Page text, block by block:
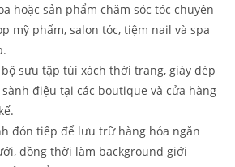
hoặc sản phẩm chăm sóc tóc chuyên
mỹ phẩm, salon tóc, tiệm nail và spa
sưu tập túi xách thời trang, giày dép
điệu tại các boutique và cửa hàng
đón tiếp để lưu trữ hàng hóa ngăn
đồng thời làm background giới